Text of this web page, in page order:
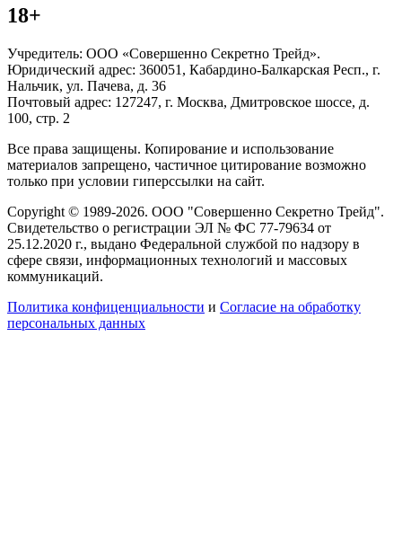
18+
Учредитель: ООО «Совершенно Секретно Трейд».
Юридический адрес: 360051, Кабардино-Балкарская Респ., г.
Нальчик, ул. Пачева, д. 36
Почтовый адрес: 127247, г. Москва, Дмитровское шоссе, д.
100, стр. 2
Все права защищены. Копирование и использование
материалов запрещено, частичное цитирование возможно
только при условии гиперссылки на сайт.
Copyright © 1989-2026. ООО "Совершенно Секретно Трейд".
Свидетельство о регистрации ЭЛ № ФС 77-79634 от
25.12.2020 г., выдано Федеральной службой по надзору в
сфере связи, информационных технологий и массовых
коммуникаций.
Политика конфиценциальности и Согласие на обработку
персональных данных